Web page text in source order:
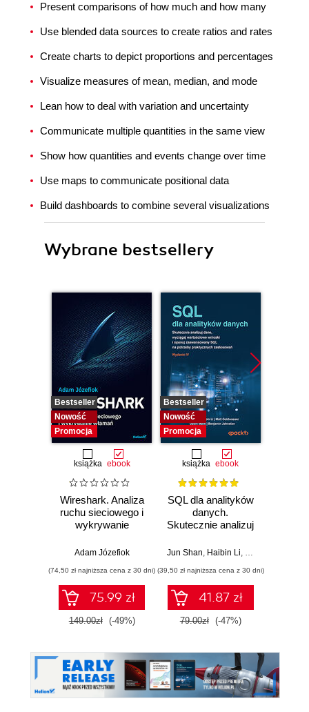
Present comparisons of how much and how many
Use blended data sources to create ratios and rates
Create charts to depict proportions and percentages
Visualize measures of mean, median, and mode
Lean how to deal with variation and uncertainty
Communicate multiple quantities in the same view
Show how quantities and events change over time
Use maps to communicate positional data
Build dashboards to combine several visualizations
Wybrane bestsellery
Bestseller
Nowość
Promocja
książka ebook
Wireshark. Analiza
ruchu sieciowego i
wykrywanie
Adam Józefiok
(74,50 zł najniższa cena z 30 dni)
75.99 zł
149.00zł (-49%)
Bestseller
Nowość
Promocja
książka ebook
SQL dla analityków
danych.
Skutecznie analizuj
wartościowe
zaawansowany
SQL na potrzeby
praktycznych
zastosowań.
Wydanie IV
Jun Shan, Haibin Li, Matt Goldwasser
(39,50 zł najniższa cena z 30 dni)
41.87 zł
79.00zł (-47%)